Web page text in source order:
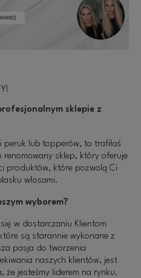
sklepie z
peruk lub topperów, to trafiłaś
renomowany sklep, który oferuje
produktów, które pozwolą Ci
włosami.
wyborem?
w dostarczaniu Klientom
są starannie wykonane z
pasja do tworzenia
naszych klientów, jest
że jesteśmy liderem na rynku.